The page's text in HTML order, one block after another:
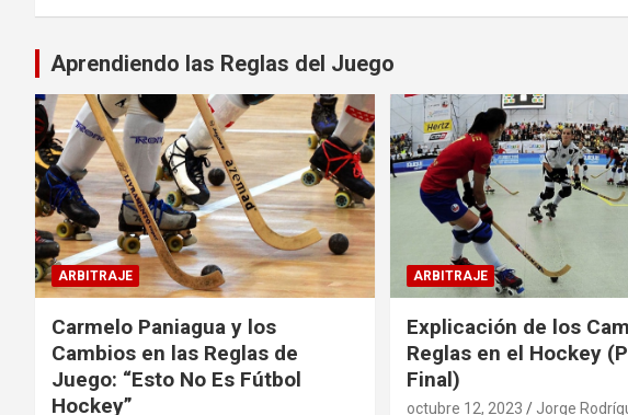
Aprendiendo las Reglas del Juego
ARBITRAJE
Carmelo Paniagua y los
Cambios en las Reglas de
Juego: “Esto No Es Fútbol
Hockey”
ARBITRAJE
Explicación de los
Reglas en el Hockey
Final)
octubre 12, 2023 Jorge